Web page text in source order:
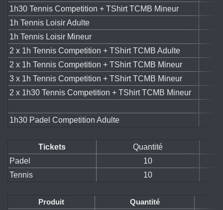
1h30 Tennis Competition + TShirt TCMB Mineur
1h Tennis Loisir Adulte
1h Tennis Loisir Mineur
2 x 1h Tennis Competition + TShirt TCMB Adulte
2 x 1h Tennis Competition + TShirt TCMB Mineur
3 x 1h Tennis Competition + TShirt TCMB Mineur
2 x 1h30 Tennis Competition + TShirt TCMB Mineur
1h30 Padel Competition Adulte
Tickets
Quantité
Padel
10
Tennis
10
Produit
Quantité